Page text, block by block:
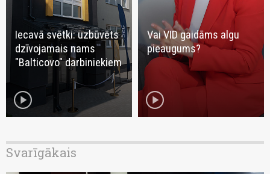
Iecavā svētki: uzbūvēts
dzīvojamais nams
"Balticovo" darbiniekiem
play_circle
Vai VID gaidāms algu
pieaugums?
play_circle
Svarīgākais